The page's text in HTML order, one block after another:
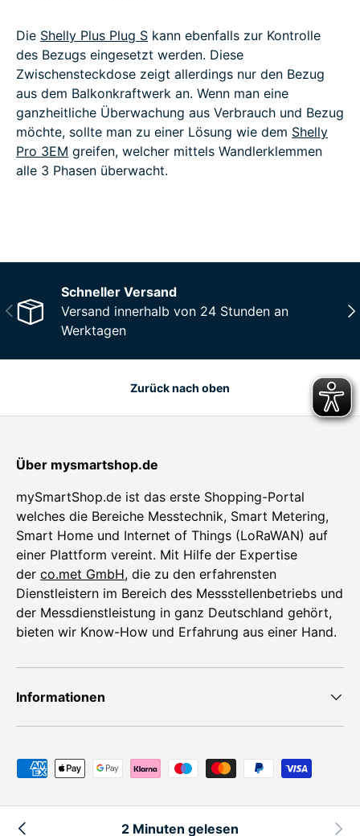
Die Shelly Plus Plug S kann ebenfalls zur Kontrolle
des Bezugs eingesetzt werden. Diese
Zwischensteckdose zeigt allerdings nur den Bezug
aus dem Balkonkraftwerk an. Wenn man eine
ganzheitliche Überwachung aus Verbrauch und Bezug
möchte, sollte man zu einer Lösung wie dem Shelly
Pro 3EM greifen, welcher mittels Wandlerklemmen
alle 3 Phasen überwacht.
2 Minuten gelesen
Vorherige
Schneller Versand
Versand innerhalb von 24 Stunden an
Werktagen
Zurück nach oben
Über mysmartshop.de
mySmartShop.de ist das erste Shopping-Portal
welches die Bereiche Messtechnik, Smart Metering,
Smart Home und Internet of Things (LoRaWAN) auf
einer Plattform vereint. Mit Hilfe der Expertise
der co.met GmbH, die zu den erfahrensten
Dienstleistern im Bereich des Messstellenbetriebs und
der Messdienstleistung in ganz Deutschland gehört,
bieten wir Know-How und Erfahrung aus einer Hand.
Informationen
Zahlungsmethoden